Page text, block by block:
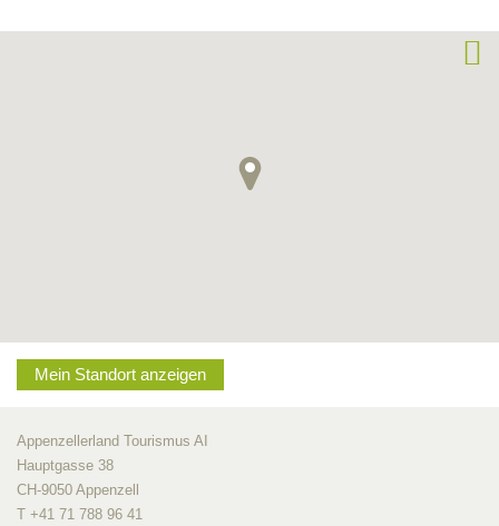
Mein Standort anzeigen
Appenzellerland Tourismus AI
Hauptgasse 38
CH-9050 Appenzell
T +41 71 788 96 41